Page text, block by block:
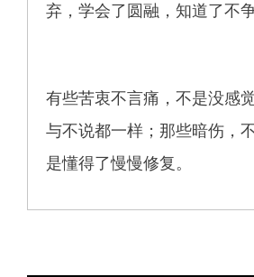
弃，学会了圆融，知道了不争
有些苦衷不言痛，不是没感
与不说都一样；那些暗伤，
是懂得了慢慢修复。